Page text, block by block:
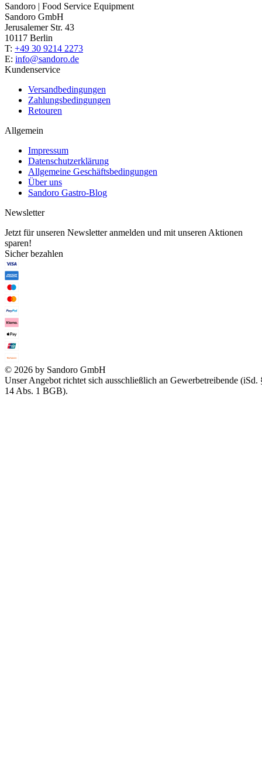
Sandoro | Food Service Equipment
Sandoro GmbH
Jerusalemer Str. 43
10117 Berlin
T: +49 30 9214 2273
E: info@sandoro.de
Kundenservice
Versandbedingungen
Zahlungsbedingungen
Retouren
Allgemein
Impressum
Datenschutzerklärung
Allgemeine Geschäftsbedingungen
Über uns
Sandoro Gastro-Blog
Newsletter
Jetzt für unseren Newsletter anmelden und mit unseren Aktionen
sparen!
Sicher bezahlen
© 2026 by Sandoro GmbH
Unser Angebot richtet sich ausschließlich an Gewerbetreibende (iSd.
14 Abs. 1 BGB).